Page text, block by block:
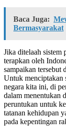
Baca Juga:
Bermasyarakat
Jika ditelaah sistem
terapkan oleh
sampaikan tersebut
Untuk menciptakan
negara kita ini, di
dalam menentukan
peruntukan untuk
tatanan kehidupan
pada kepentingan